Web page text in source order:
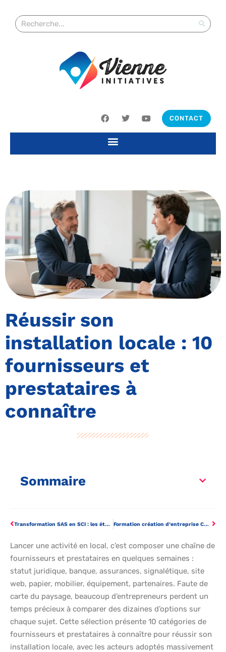
CONTACT
Réussir son
installation locale : 10
fournisseurs et
prestataires à
connaître
Sommaire
Transformation SAS en SCI : les étapes pour optimiser votre patrimoine immobilier Formation création d’entreprise CPF : les étapes pour réussir votre projet 2025
Lancer une activité en local, c’est composer une chaîne de
fournisseurs et prestataires en quelques semaines :
statut juridique, banque, assurances, signalétique, site
web, papier, mobilier, équipement, partenaires. Faute de
carte du paysage, beaucoup d’entrepreneurs perdent un
temps précieux à comparer des dizaines d’options sur
chaque sujet. Cette sélection présente 10 catégories de
fournisseurs et prestataires à connaître pour réussir son
installation locale, avec les acteurs adoptés massivement